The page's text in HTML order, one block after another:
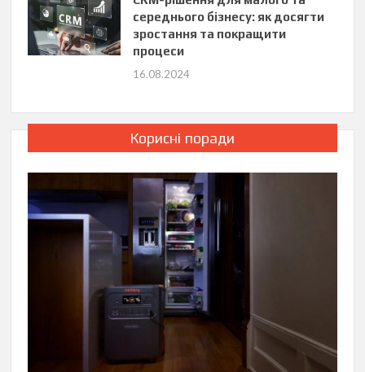
середнього бізнесу: як досягти
зростання та покращити
процеси
16.08.2024
Корисні поради